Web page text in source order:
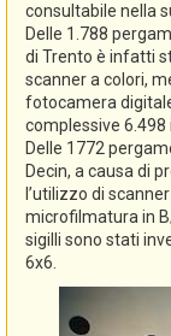
consultabile nella
Delle 1.788
di Trento è infatti
scanner a colori,
fotocamera
complessive 6.498
Delle 1772
Decin, a causa di
l’utilizzo di
microfilmatura in
sigilli sono stati
6x6.